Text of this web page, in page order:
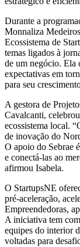
Durante a
Monnaliza
Ecossistema de
temas ligados à
de um negócio. Ela
expectativas em
para seu
A gestora de
Cavalcanti,
ecossistema local.
de inovação do
O apoio do Sebrae
e conectá-las ao
afirmou Isabela.
O StartupsNE
pré-aceleração,
Empreendedoras,
A iniciativa tem
equipes do interior
voltadas para